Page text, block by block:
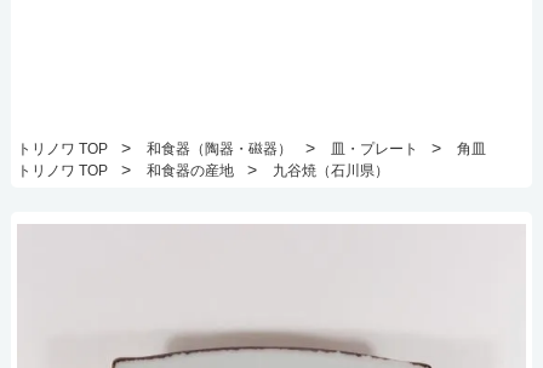
トリノワ TOP > 和食器（陶器・磁器） > 皿・プレート >
角皿
トリノワ TOP
> 和食器の産地 > 九谷焼（石川県）